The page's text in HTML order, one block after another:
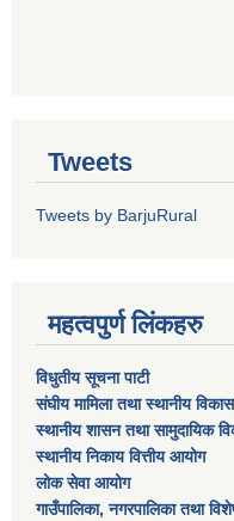
Tweets
Tweets by BarjuRural
महत्वपुर्ण लिंकहरु
विधुतीय सूचना पाटी
संघीय मामिला तथा स्थानीय
स्थानीय शासन तथा सामुदायिक
स्थानीय निकाय वित्तीय आयोग
लोक सेवा आयोग
गाउँपालिका, नगरपालिका तथा